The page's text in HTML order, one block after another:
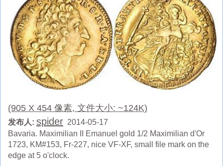
(905 X 454 像素, 文件大小: ~124K)
发布人: spider 2014-05-17
Bavaria. Maximilian II Emanuel gold 1/2 Maximilian d'Or
1723, KM#153, Fr-227, nice VF-XF, small file mark on the
edge at 5 o'clock.